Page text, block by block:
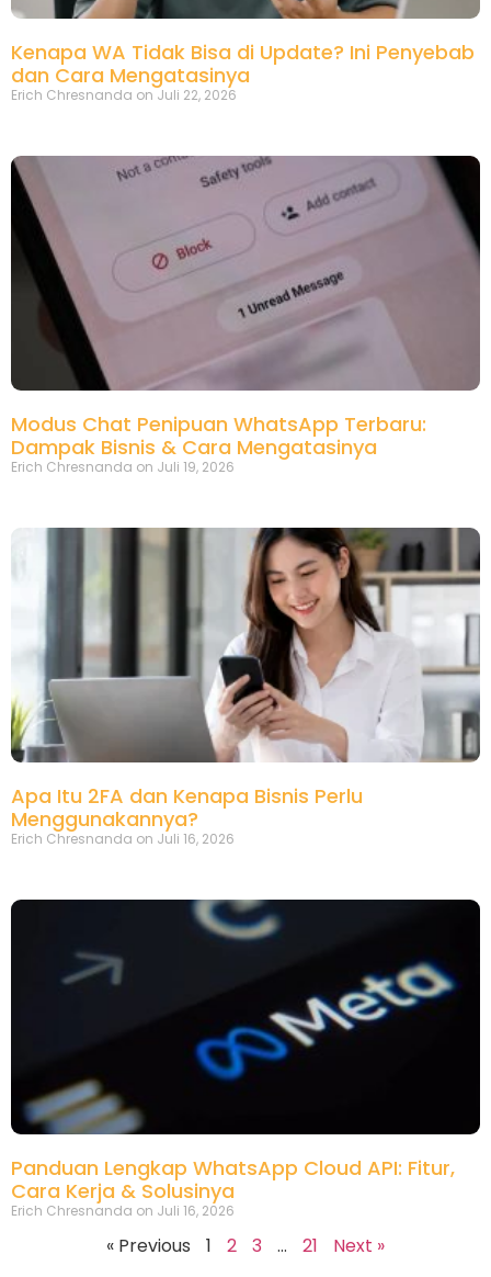
Kenapa WA Tidak Bisa di Update? Ini Penyebab
dan Cara Mengatasinya
Erich Chresnanda Juli 22, 2026
Modus Chat Penipuan WhatsApp Terbaru:
Dampak Bisnis & Cara Mengatasinya
Erich Chresnanda Juli 19, 2026
Apa Itu 2FA dan Kenapa Bisnis Perlu
Menggunakannya?
Erich Chresnanda Juli 16, 2026
Panduan Lengkap WhatsApp Cloud API: Fitur,
Cara Kerja & Solusinya
Erich Chresnanda Juli 16, 2026
« Previous 1 2 3 … 21 Next »